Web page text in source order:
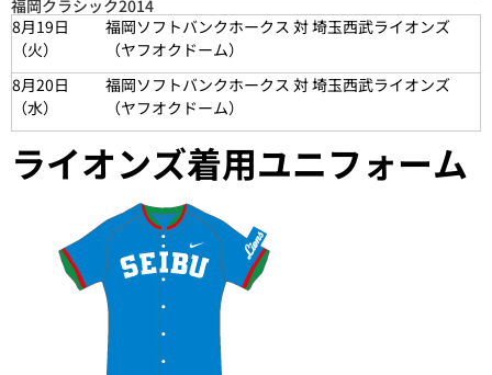
福岡クラシック2014
8月19日
（火）
福岡ソフトバンクホークス 対 埼玉西武ライオンズ
（ヤフオクドーム）
8月20日
（水）
福岡ソフトバンクホークス 対 埼玉西武ライオンズ
（ヤフオクドーム）
ライオンズ着用ユニフォーム